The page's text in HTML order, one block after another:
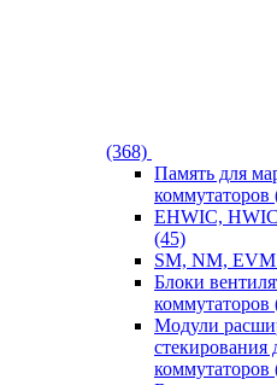
(368)
Память для
коммутаторов
EHWIC,
(45)
SM, NM,
Блоки
коммутаторов
Модули
стекирования
коммутаторов